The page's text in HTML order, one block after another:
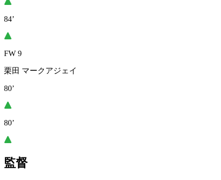
84’
FW 9
栗田 マークアジェイ
80’
80’
監督